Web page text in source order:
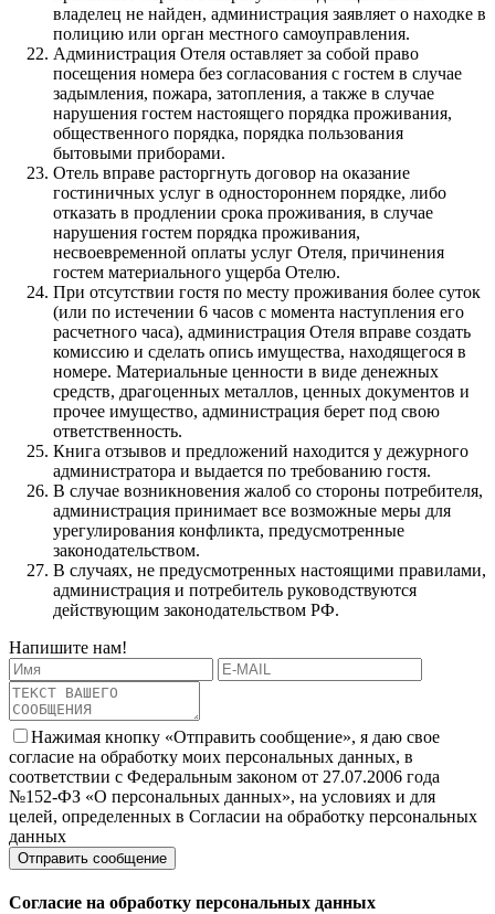
владелец не найден, администрация заявляет о находке в
полицию или орган местного самоуправления.
Администрация Отеля оставляет за собой право
посещения номера без согласования с гостем в случае
задымления, пожара, затопления, а также в случае
нарушения гостем настоящего порядка проживания,
общественного порядка, порядка пользования
бытовыми приборами.
Отель вправе расторгнуть договор на оказание
гостиничных услуг в одностороннем порядке, либо
отказать в продлении срока проживания, в случае
нарушения гостем порядка проживания,
несвоевременной оплаты услуг Отеля, причинения
гостем материального ущерба Отелю.
При отсутствии гостя по месту проживания более суток
(или по истечении 6 часов с момента наступления его
расчетного часа), администрация Отеля вправе создать
комиссию и сделать опись имущества, находящегося в
номере. Материальные ценности в виде денежных
средств, драгоценных металлов, ценных документов и
прочее имущество, администрация берет под свою
ответственность.
Книга отзывов и предложений находится у дежурного
администратора и выдается по требованию гостя.
В случае возникновения жалоб со стороны потребителя,
администрация принимает все возможные меры для
урегулирования конфликта, предусмотренные
законодательством.
В случаях, не предусмотренных настоящими правилами,
администрация и потребитель руководствуются
действующим законодательством РФ.
Напишите нам!
Нажимая кнопку «Отправить сообщение», я даю свое
согласие на обработку моих персональных данных, в
соответствии с Федеральным законом от 27.07.2006 года
№152-ФЗ «О персональных данных», на условиях и для
целей, определенных в Согласии на обработку персональных
данных
Согласие на обработку персональных данных